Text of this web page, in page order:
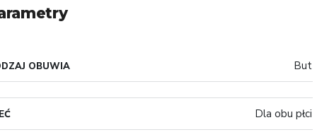
OBUWIA But
Dla obu płci